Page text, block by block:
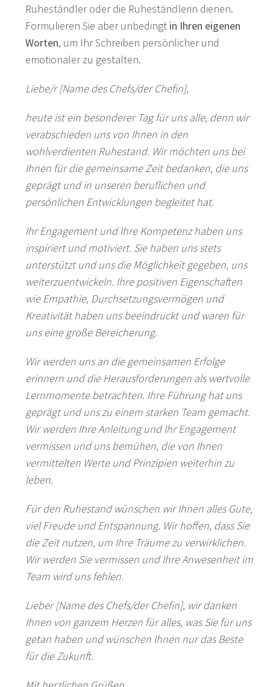
Ruheständler oder die Ruheständlerin dienen.
Formulieren Sie aber unbedingt in Ihren eigenen
Worten, um Ihr Schreiben persönlicher und
emotionaler zu gestalten.
Liebe/r [Name des Chefs/der Chefin],
heute ist ein besonderer Tag für uns alle, denn wir
verabschieden uns von Ihnen in den
wohlverdienten Ruhestand. Wir möchten uns bei
Ihnen für die gemeinsame Zeit bedanken, die uns
geprägt und in unseren beruflichen und
persönlichen Entwicklungen begleitet hat.
Ihr Engagement und Ihre Kompetenz haben uns
inspiriert und motiviert. Sie haben uns stets
unterstützt und uns die Möglichkeit gegeben, uns
weiterzuentwickeln. Ihre positiven Eigenschaften
wie Empathie, Durchsetzungsvermögen und
Kreativität haben uns beeindruckt und waren für
uns eine große Bereicherung.
Wir werden uns an die gemeinsamen Erfolge
erinnern und die Herausforderungen als wertvolle
Lernmomente betrachten. Ihre Führung hat uns
geprägt und uns zu einem starken Team gemacht.
Wir werden Ihre Anleitung und Ihr Engagement
vermissen und uns bemühen, die von Ihnen
vermittelten Werte und Prinzipien weiterhin zu
leben.
Für den Ruhestand wünschen wir Ihnen alles Gute,
viel Freude und Entspannung. Wir hoffen, dass Sie
die Zeit nutzen, um Ihre Träume zu verwirklichen.
Wir werden Sie vermissen und Ihre Anwesenheit im
Team wird uns fehlen.
Lieber [Name des Chefs/der Chefin], wir danken
Ihnen von ganzem Herzen für alles, was Sie für uns
getan haben und wünschen Ihnen nur das Beste
für die Zukunft.